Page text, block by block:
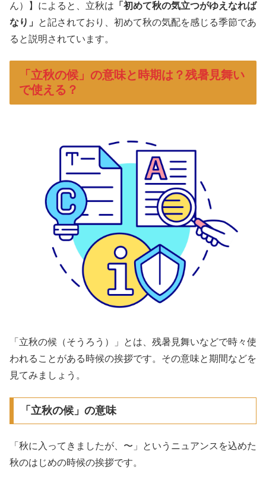
ん）】によると、立秋は 「初めて秋の気立つがゆえなれば
なり 」
と記されており、初めて秋の気配を感じる季節であ
ると説明されています。
「立秋の候」の意味と時期は？残暑見舞い
で使える？
「立秋の候（そうろう）」とは、残暑見舞いなどで時々使
われることがある時候の挨拶です。その意味と期間などを
見てみましょう。
「立秋の候」の意味
「秋に入ってきましたが、〜」というニュアンスを込めた
秋のはじめの時候の挨拶です。